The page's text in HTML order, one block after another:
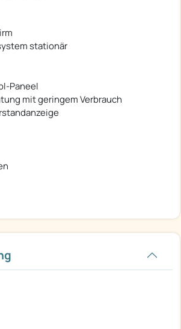
stationär
Paneel
mit geringem Verbrauch